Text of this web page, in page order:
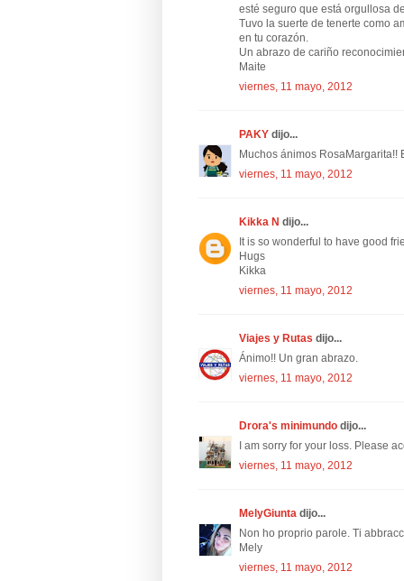
esté seguro que está orgullosa
Tuvo la suerte de tenerte como
en tu corazón.
Un abrazo de cariño
Maite
viernes, 11 mayo, 2012
PAKY dijo...
Muchos ánimos RosaMargarita!!
viernes, 11 mayo, 2012
Kikka N dijo...
It is so wonderful to have good
Hugs
Kikka
viernes, 11 mayo, 2012
Viajes y Rutas dijo...
Ánimo!! Un gran abrazo.
viernes, 11 mayo, 2012
Drora's minimundo dijo...
I am sorry for your loss. Please
viernes, 11 mayo, 2012
MelyGiunta dijo...
Non ho proprio parole. Ti
Mely
viernes, 11 mayo, 2012